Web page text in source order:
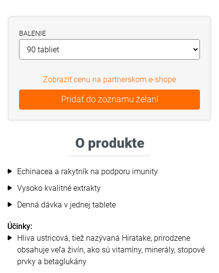
BALENIE
Zobraziť cenu na partnerskom e-shope
O produkte
Echinacea a rakytník na podporu imunity
Vysoko kvalitné extrakty
Denná dávka v jednej tablete
Účinky:
Hliva ustricová, tiež nazývaná Hiratake, prirodzene
obsahuje veľa živín, ako sú vitamíny, minerály, stopové
prvky a betaglukány